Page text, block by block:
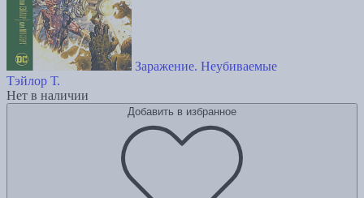
Заражение. Неубиваемые
Тэйлор Т.
Нет в наличии
Добавить в избранное